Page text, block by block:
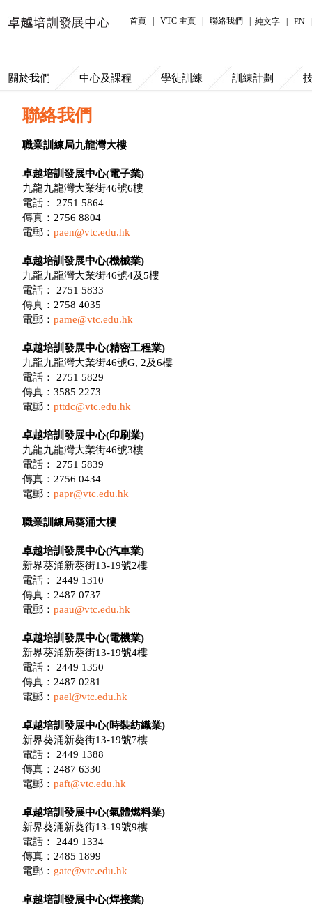
首頁 VTC 主頁 聯絡我們 純文字 EN
關於我們 中心及課程 學徒訓練 訓練計劃
聯絡我們
職業訓練局九龍灣大樓
卓越培訓發展中心(電子業)
九龍九龍灣大業街46號6樓
電話： 2751 5864
傳真：2756 8804
電郵： paen@vtc.edu.hk
卓越培訓發展中心(機械業)
九龍九龍灣大業街46號4及5樓
電話： 2751 5833
傳真：2758 4035
電郵： pame@vtc.edu.hk
卓越培訓發展中心(精密工程業)
九龍九龍灣大業街46號G, 2及6樓
電話： 2751 5829
傳真：3585 2273
電郵： pttdc@vtc.edu.hk
卓越培訓發展中心(印刷業)
九龍九龍灣大業街46號3樓
電話： 2751 5839
傳真：2756 0434
電郵： papr@vtc.edu.hk
職業訓練局葵涌大樓
卓越培訓發展中心(汽車業)
新界葵涌新葵街13-19號2樓
電話： 2449 1310
傳真：2487 0737
電郵： paau@vtc.edu.hk
卓越培訓發展中心(電機業)
新界葵涌新葵街13-19號4樓
電話： 2449 1350
傳真：2487 0281
電郵： pael@vtc.edu.hk
卓越培訓發展中心(時裝紡織業)
新界葵涌新葵街13-19號7樓
電話： 2449 1388
傳真：2487 6330
電郵： paft@vtc.edu.hk
卓越培訓發展中心(氣體燃料業)
新界葵涌新葵街13-19號9樓
電話： 2449 1334
傳真：2485 1899
電郵： gatc@vtc.edu.hk
卓越培訓發展中心(焊接業)